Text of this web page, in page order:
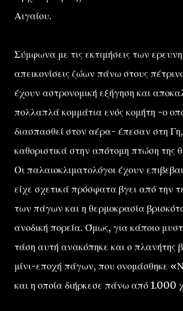
Αιγαίου.
Σύμφωνα με τις εκτιμήσεις των
απεικονίσεις ζώων πάνω στους
έχουν αστρονομική εξήγηση και
πολλαπλά κομμάτια ενός κομήτη -ο
διασπασθεί στον αέρα- έπεσαν στη
καθοριστικά στην απότομη πτώση της
Οι παλαιοκλιματολόγοι έχουν
είχε σχετικά πρόσφατα βγει από την
των πάγων και η θερμοκρασία
ανοδική πορεία. Όμως, για κάποιο
τάση αυτή ανακόπηκε και ο πλανήτης
μίνι-εποχή πάγων, που ονομάσθηκε
και η οποία διήρκεσε πάνω από 1.000